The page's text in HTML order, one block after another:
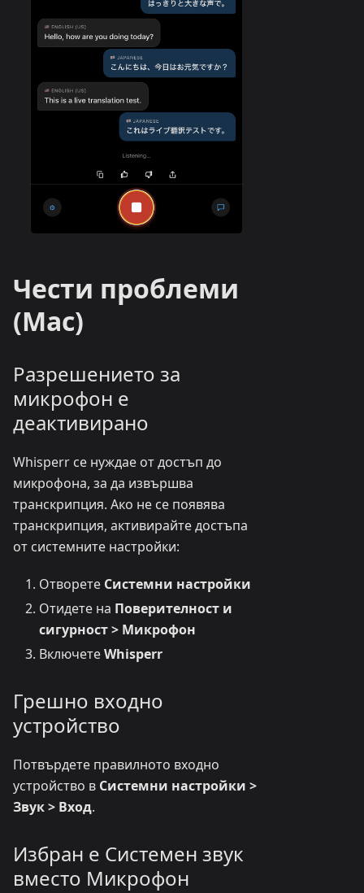
Чести проблеми
(Mac)
Разрешението за
микрофон е
деактивирано
Whisperr се нуждае от достъп до
микрофона, за да извършва
транскрипция. Ако не се появява
транскрипция, активирайте достъпа
от системните настройки:
Отворете Системни настройки
Отидете на Поверителност и
сигурност > Микрофон
ВключетеWhisperr
Грешно входно
устройство
Потвърдете правилното входно
устройство в Системни настройки >
Звук > Вход.
Избран е Системен звук
вместо Микрофон